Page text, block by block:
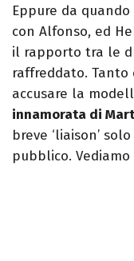
Eppure da
con Alfonso, ed
il rapporto tra le
raffreddato.
accusare la
innamorata di
breve ‘liaison’
pubblico. Vediamo